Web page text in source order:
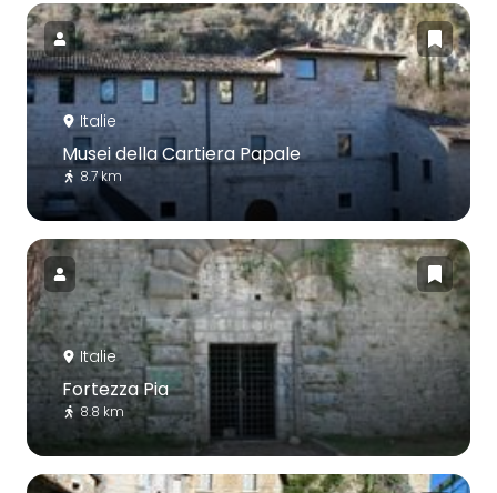
Italie
Musei della Cartiera Papale
8.7 km
Italie
Fortezza Pia
8.8 km